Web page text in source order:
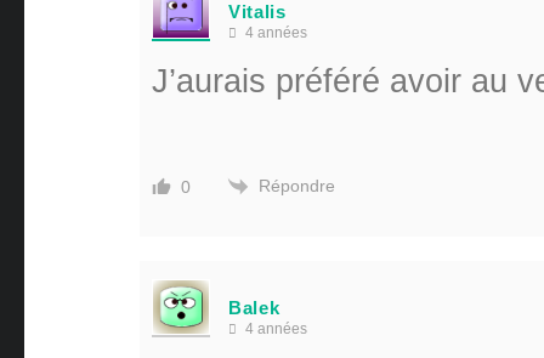
Vitalis
4 années
J’aurais préféré avoir au
0 Répondre
Balek
4 années